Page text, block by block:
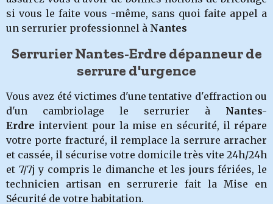
si vous le faite vous -même, sans quoi faite appel a
un serrurier professionnel à Nantes
Serrurier Nantes-Erdre dépanneur de
serrure d'urgence
Vous avez été victimes d'une tentative d'effraction ou
d'un cambriolage le serrurier à Nantes-
Erdre intervient pour la mise en sécurité, il répare
votre porte fracturé, il remplace la serrure arracher
et cassée, il sécurise votre domicile très vite 24h/24h
et 7/7j y compris le dimanche et les jours fériées, le
technicien artisan en serrurerie fait la Mise en
Sécurité de votre habitation.